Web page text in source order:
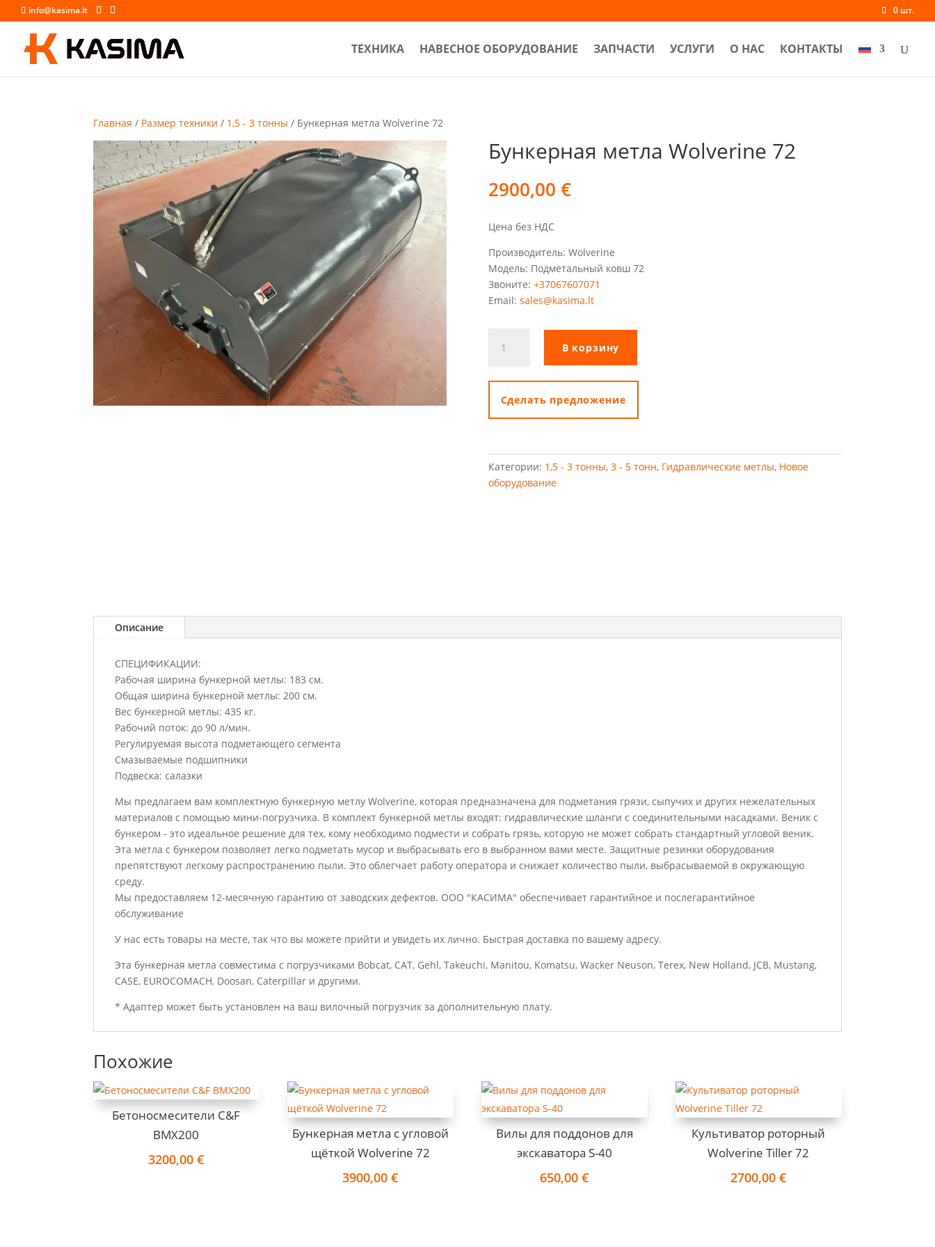
info@kasima.lt 0 шт.
ТЕХНИКА НАВЕСНОЕ ОБОРУДОВАНИЕ ЗАПЧАСТИ УСЛУГИ О НАС КОНТАКТЫ
Главная / Размер техники / 1,5 - 3 тонны / Бункерная метла Wolverine 72
Бункерная метла Wolverine 72
2900,00 €
Цена без НДС
Производитель: Wolverine
Модель: Подметальный ковш 72
Звоните: +37067607071
Email: sales@kasima.lt
товара
метла
Wolverine
72
В корзину
Cделать предложение
Категории: 1,5 - 3 тонны, 3 - 5 тонн, Гидравлические метлы, Новое
оборудование
Описание
СПЕЦИФИКАЦИИ:
Рабочая ширина бункерной метлы: 183 см.
Общая ширина бункерной метлы: 200 см.
Вес бункерной метлы: 435 кг.
Рабочий поток: до 90 л/мин.
Регулируемая высота подметающего сегмента
Смазываемые подшипники
Подвеска: салазки
Мы предлагаем вам комплектную бункерную метлу Wolverine, которая предназначена для подметания грязи, сыпучих и других нежелательных
материалов с помощью мини-погрузчика. В комплект бункерной метлы входят: гидравлические шланги с соединительными насадками. Веник с
бункером - это идеальное решение для тех, кому необходимо подмести и собрать грязь, которую не может собрать стандартный угловой веник.
Эта метла с бункером позволяет легко подметать мусор и выбрасывать его в выбранном вами месте. Защитные резинки оборудования
препятствуют легкому распространению пыли. Это облегчает работу оператора и снижает количество пыли, выбрасываемой в окружающую
среду.
Мы предоставляем 12-месячную гарантию от заводских дефектов. ООО "КАСИМА" обеспечивает гарантийное и послегарантийное
обслуживание
У нас есть товары на месте, так что вы можете прийти и увидеть их лично. Быстрая доставка по вашему адресу.
Эта бункерная метла совместима с погрузчиками Bobcat, CAT, Gehl, Takeuchi, Manitou, Komatsu, Wacker Neuson, Terex, New Holland, JCB, Mustang,
CASE, EUROCOMACH, Doosan, Caterpillar и другими.
* Адаптер может быть установлен на ваш вилочный погрузчик за дополнительную плату.
Похожие
Бетоносмесители C&F
BMX200
3200,00€
Бункерная метла с угловой
щёткой Wolverine 72
3900,00€
Вилы для поддонов для
экскаватора S-40
650,00€
Культиватор роторный
Wolverine Tiller 72
2700,00€